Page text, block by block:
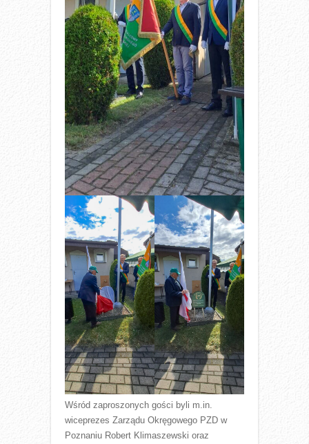
Wśród zaproszonych gości byli m.in.
wiceprezes Zarządu Okręgowego PZD w
Poznaniu Robert Klimaszewski oraz